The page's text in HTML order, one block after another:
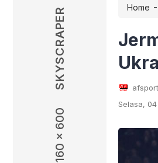
160 x 600
SKYSCRAPER Home -
Selasa, 04